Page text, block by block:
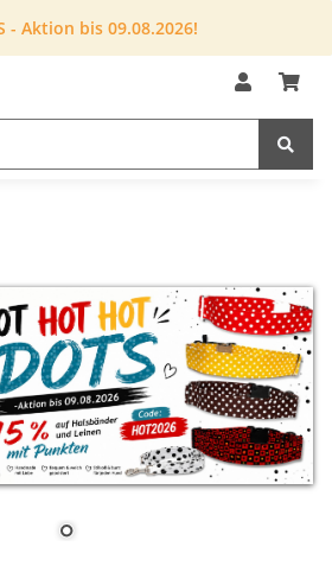
- Aktion bis 09.08.2026!